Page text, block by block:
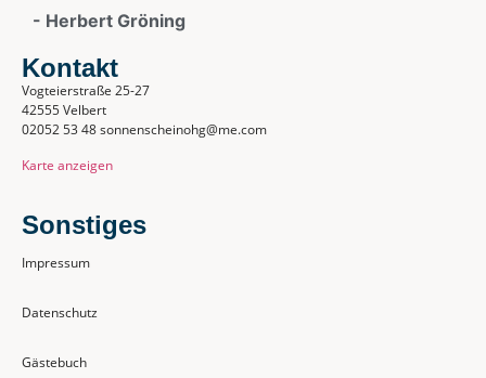
- Herbert Gröning
Kontakt
Vogteierstraße 25-27
42555 Velbert
02052 53 48 sonnenscheinohg@me.com
Karte anzeigen
Sonstiges
Impressum
Datenschutz
Gästebuch